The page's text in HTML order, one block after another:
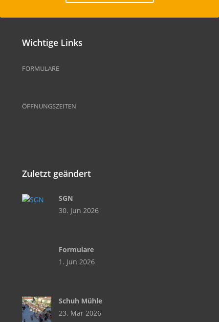
Wichtige Links
FORMULARE
ÖFFNUNGSZEITEN
Zuletzt geändert
SGN
30. Jun 2026
Formulare
1. Jun 2026
Schuh Mühle
23. Mar 2026